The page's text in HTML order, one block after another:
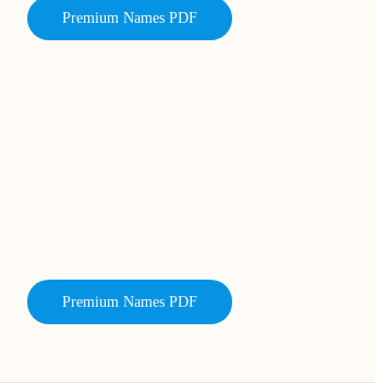
Premium Names PDF
Premium Names PDF